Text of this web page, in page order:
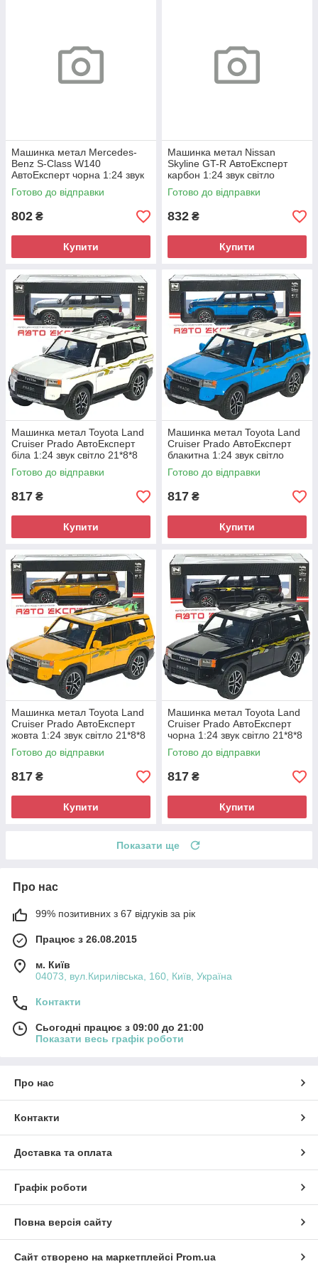
Машинка метал Mercedes-
Benz S-Class W140
АвтоЕксперт чорна 1:24 звук
світло 21*8*6,5 см (G9765-42)
Готово до відправки
802 ₴
Купити
Машинка метал Nissan
Skyline GT-R АвтоЕксперт
карбон 1:24 звук світло
інерція 21*8*6,5 см (G8317-
48)
Готово до відправки
832 ₴
Купити
Машинка метал Toyota Land
Cruiser Prado АвтоЕксперт
біла 1:24 звук світло 21*8*8
см (G7605-44)
Готово до відправки
817 ₴
Купити
Машинка метал Toyota Land
Cruiser Prado АвтоЕксперт
блакитна 1:24 звук світло
21*8*8 см (G7605-44)
Готово до відправки
817 ₴
Купити
Машинка метал Toyota Land
Cruiser Prado АвтоЕксперт
жовта 1:24 звук світло 21*8*8
см (G7605-44)
Готово до відправки
817 ₴
Купити
Машинка метал Toyota Land
Cruiser Prado АвтоЕксперт
чорна 1:24 звук світло 21*8*8
см (G7605-44)
Готово до відправки
817 ₴
Купити
Показати ще
Про нас
99% позитивних з 67 відгуків за рік
Працює з 26.08.2015
м. Київ
04073, вул.Кирилівська, 160, Київ, Україна
Контакти
Сьогодні працює з 09:00 до 21:00
Показати весь графік роботи
Про нас
Контакти
Доставка та оплата
Графік роботи
Повна версія сайту
Сайт створено на маркетплейсі Prom.ua